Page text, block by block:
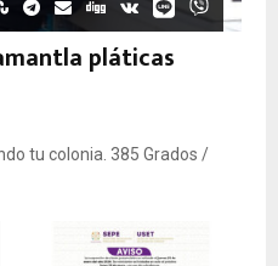
pláticas
tu colonia. 385 Grados /